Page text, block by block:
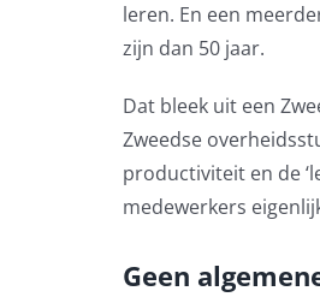
leren. En een
zijn dan 50 jaar.
Dat bleek uit een
Zweedse
productiviteit en de
medewerkers
Geen